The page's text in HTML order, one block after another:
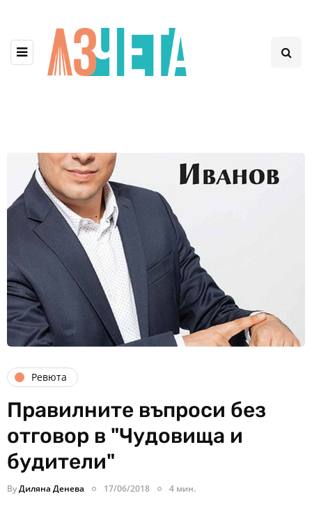
Ревюта
Правилните въпроси без
отговор в "Чудовища и
будители"
ByДиляна Денева 17/06/2018 4 мин.